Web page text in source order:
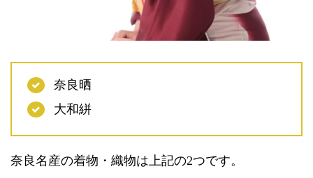
奈良晒
大和絣
奈良名産の着物・織物は上記の2つです。